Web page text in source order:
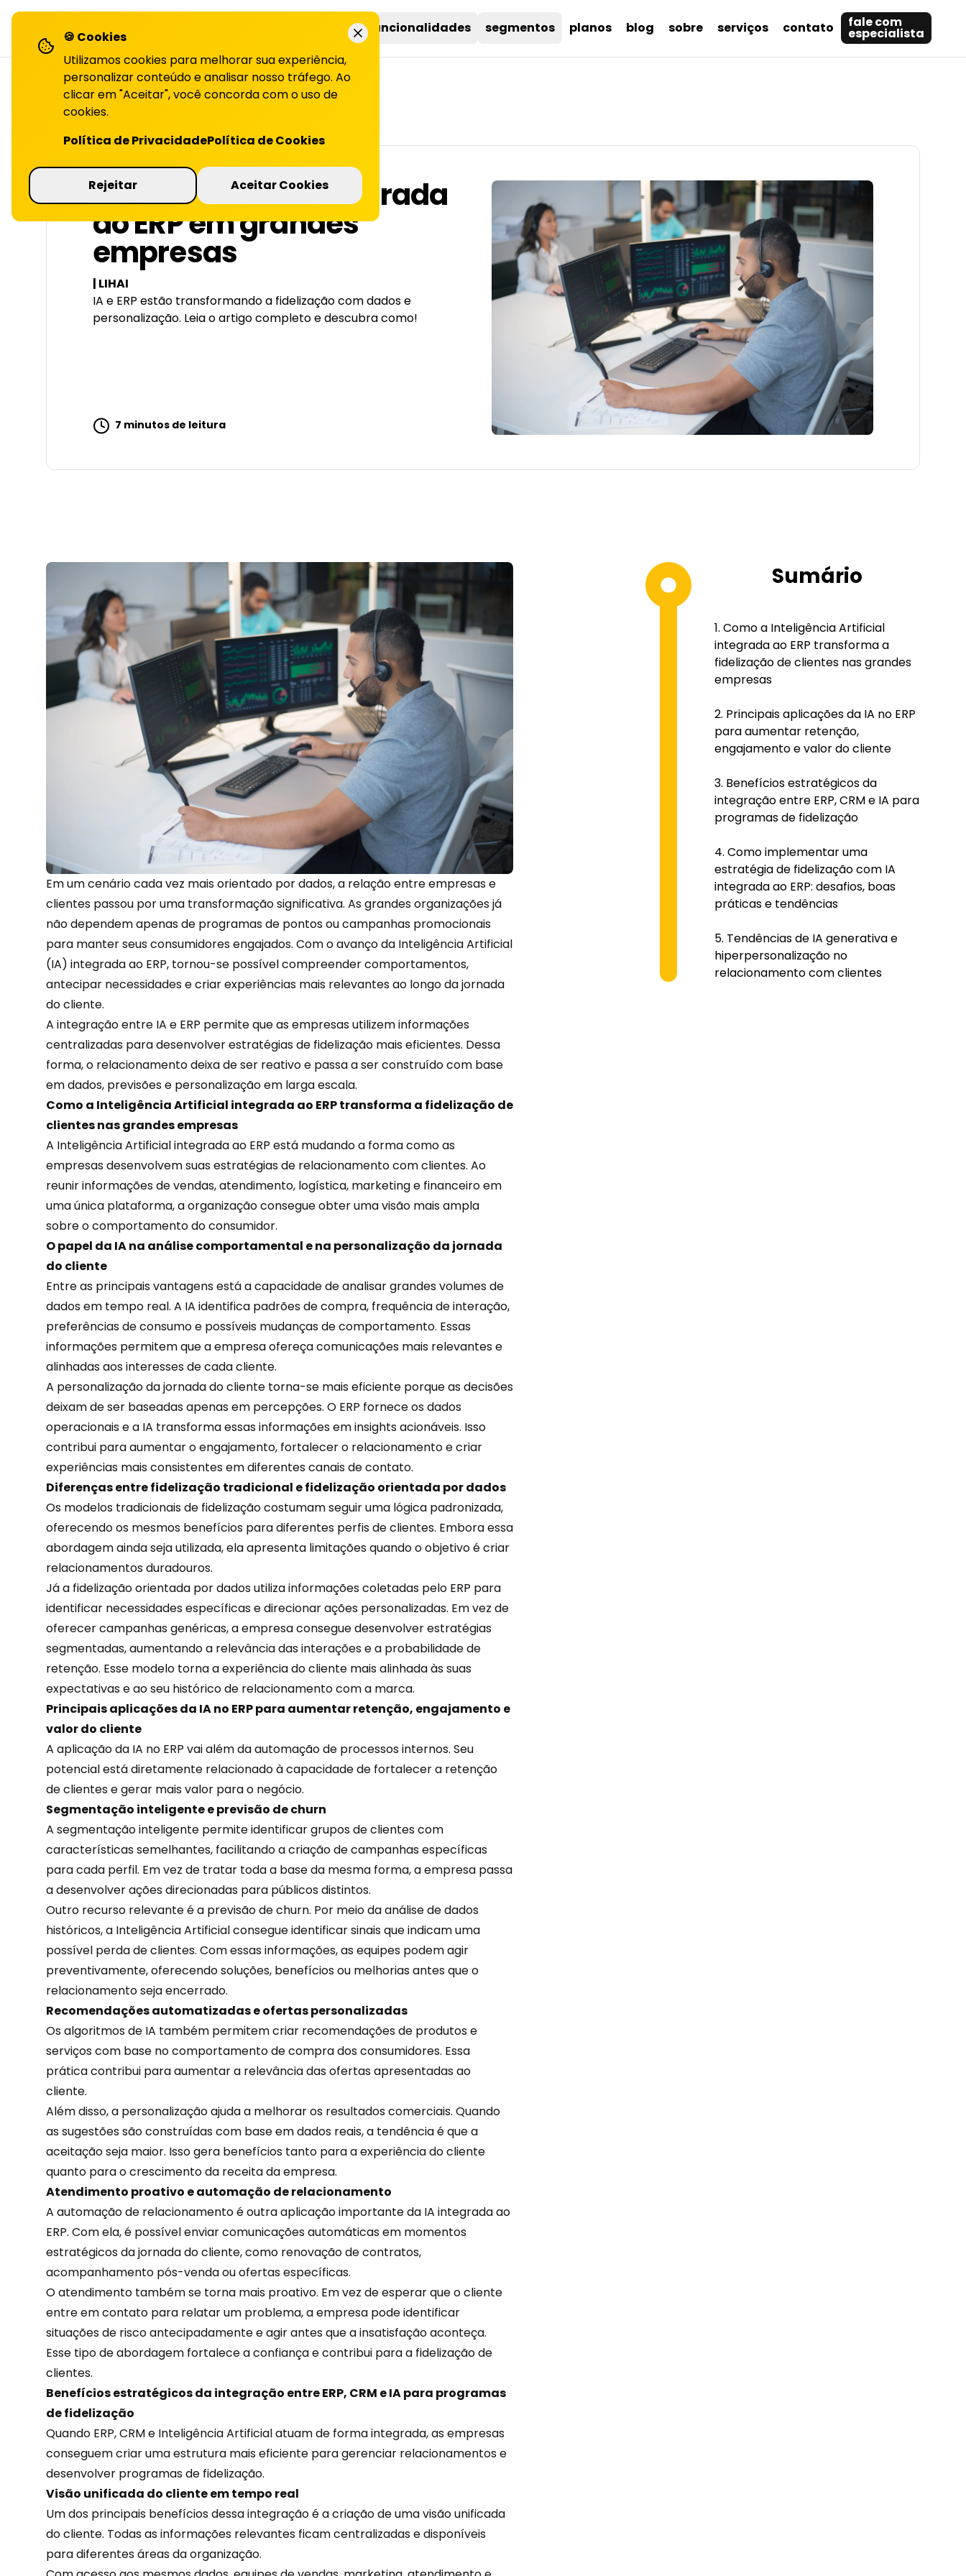
soluções funcionalidades segmentos planos blog sobre serviços contato fale com
especialista
VOLTAR PARA O BLOG
IA e fidelização integrada
ao ERP em grandes
empresas
| LIHAI
IA e ERP estão transformando a fidelização com dados e
personalização. Leia o artigo completo e descubra como!
7 minutos de leitura
Sumário
Como a Inteligência Artificial
integrada ao ERP transforma a
fidelização de clientes nas grandes
empresas
Principais aplicações da IA no ERP
para aumentar retenção,
engajamento e valor do cliente
Benefícios estratégicos da
integração entre ERP, CRM e IA para
programas de fidelização
Como implementar uma
estratégia de fidelização com IA
integrada ao ERP: desafios, boas
práticas e tendências
Tendências de IA generativa e
hiperpersonalização no
relacionamento com clientes
Em um cenário cada vez mais orientado por dados, a relação entre empresas e
clientes passou por uma transformação significativa. As grandes organizações já
não dependem apenas de programas de pontos ou campanhas promocionais
para manter seus consumidores engajados. Com o avanço da Inteligência Artificial
(IA) integrada ao ERP, tornou-se possível compreender comportamentos,
antecipar necessidades e criar experiências mais relevantes ao longo da jornada
do cliente.
A integração entre IA e ERP permite que as empresas utilizem informações
centralizadas para desenvolver estratégias de fidelização mais eficientes. Dessa
forma, o relacionamento deixa de ser reativo e passa a ser construído com base
em dados, previsões e personalizaçãoem larga escala.
Como a Inteligência Artificial integrada ao ERP transforma a fidelização de
clientes nas grandes empresas
A Inteligência Artificial integrada ao ERP está mudando a forma como as
empresas desenvolvem suas estratégias de relacionamento com clientes. Ao
reunir informações de vendas, atendimento, logística, marketinge financeiro em
uma única plataforma, a organização consegue obter uma visão mais ampla
sobre o comportamento do consumidor.
O papel da IA na análise comportamental e na personalização da jornada
do cliente
Entre as principais vantagens está a capacidade de analisar grandes volumes de
dados em tempo real. A IA identifica padrões de compra, frequência de interação,
preferências de consumo e possíveis mudanças de comportamento. Essas
informações permitem que a empresa ofereça comunicações mais relevantes e
alinhadas aos interesses de cada cliente.
A personalização da jornada do cliente torna-se mais eficiente porque as decisões
deixam de ser baseadas apenas em percepções. O ERP fornece os dados
operacionais e a IA transforma essas informações em insights acionáveis. Isso
contribui para aumentar o engajamento, fortalecer o relacionamento e criar
experiências mais consistentes em diferentes canais de contato.
Diferenças entre fidelização tradicional e fidelização orientada por dados
Os modelos tradicionais de fidelização costumam seguir uma lógica padronizada,
oferecendo os mesmos benefícios para diferentes perfis de clientes. Embora essa
abordagem ainda seja utilizada, ela apresenta limitações quando o objetivo é criar
relacionamentos duradouros.
Já a fidelização orientada por dados utiliza informações coletadas pelo ERP para
identificar necessidades específicas e direcionar ações personalizadas. Em vez de
oferecer campanhas genéricas, a empresa consegue desenvolver estratégias
segmentadas, aumentando a relevância das interações e a probabilidade de
retenção. Esse modelo torna a experiência do cliente mais alinhada às suas
expectativas e ao seu histórico de relacionamento com a marca.
Principais aplicações da IA no ERP para aumentar retenção, engajamento e
valor do cliente
A aplicação da IA no ERP vai além da automação de processos internos. Seu
potencial está diretamente relacionado à capacidade de fortalecer a retenção
de clientes e gerar mais valor para o negócio.
Segmentação inteligente e previsão de churn
A segmentação inteligente permite identificar grupos de clientes com
características semelhantes, facilitando a criação decampanhasespecíficas
para cada perfil. Em vez de tratar toda a base da mesma forma, a empresa passa
a desenvolver ações direcionadas para públicos distintos.
Outro recurso relevante é a previsão de churn. Por meio da análise de dados
históricos, a Inteligência Artificial consegue identificar sinais que indicam uma
possível perda de clientes. Com essas informações, as equipes podem agir
preventivamente, oferecendo soluções, benefícios ou melhorias antes que o
relacionamento seja encerrado.
Recomendações automatizadas e ofertas personalizadas
Os algoritmos de IA também permitem criar recomendações de produtos e
serviços com base no comportamento de compra dos consumidores. Essa
prática contribui para aumentar a relevância das ofertas apresentadas ao
cliente.
Além disso, a personalização ajuda a melhorar os resultados comerciais. Quando
as sugestões são construídas com base em dados reais, a tendência é que a
aceitação seja maior. Isso gera benefícios tanto para a experiência do cliente
quanto para o crescimento da receita da empresa.
Atendimento proativo e automação de relacionamento
A automação de relacionamento é outra aplicação importante da IA integrada ao
ERP. Com ela, é possível enviar comunicações automáticas em momentos
estratégicos da jornada do cliente, como renovação de contratos,
acompanhamento pós-venda ouofertasespecíficas.
O atendimento também se torna mais proativo. Em vez de esperar que o cliente
entre em contato para relatar um problema, a empresa pode identificar
situações de risco antecipadamente e agir antes que a insatisfação aconteça.
Esse tipo de abordagem fortalece a confiança e contribui para a fidelização de
clientes.
Benefícios estratégicos da integração entre ERP, CRM e IA para programas
de fidelização
Quando ERP, CRM e Inteligência Artificial atuam de forma integrada, as empresas
conseguem criar uma estrutura mais eficiente para gerenciar relacionamentos e
desenvolver programas de fidelização.
Visão unificada do cliente em tempo real
Um dos principais benefícios dessa integração é a criação de uma visão unificada
do cliente. Todas as informações relevantes ficam centralizadas e disponíveis
para diferentes áreas da organização.
🍪 Cookies
Utilizamos cookies para melhorar sua experiência,
personalizar conteúdo e analisar nosso tráfego. Ao
clicar em "Aceitar", você concorda com o uso de
cookies.
Política de PrivacidadePolítica de Cookies
Rejeitar Aceitar Cookies